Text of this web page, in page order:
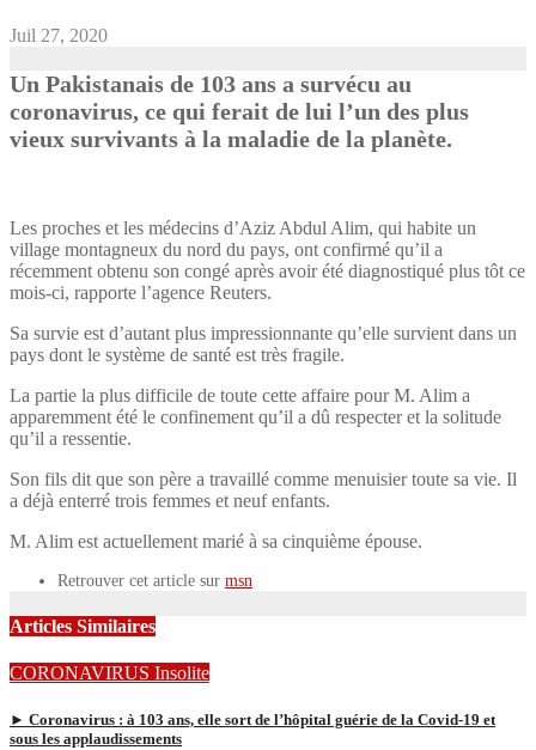
Juil 27, 2020
Un Pakistanais de 103 ans a survécu au
coronavirus, ce qui ferait de lui l’un des plus
vieux survivants à la maladie de la planète.
Les proches et les médecins d’Aziz Abdul Alim, qui habite un
village montagneux du nord du pays, ont confirmé qu’il a
récemment obtenu son congé après avoir été diagnostiqué plus tôt ce
mois-ci, rapporte l’agence Reuters.
Sa survie est d’autant plus impressionnante qu’elle survient dans un
pays dont le système de santé est très fragile.
La partie la plus difficile de toute cette affaire pour M. Alim a
apparemment été le confinement qu’il a dû respecter et la solitude
qu’il a ressentie.
Son fils dit que son père a travaillé comme menuisier toute sa vie. Il
a déjà enterré trois femmes et neuf enfants.
M. Alim est actuellement marié à sa cinquième épouse.
Retrouver cet article sur msn
Articles Similaires
CORONAVIRUS Insolite
► Coronavirus : à 103 ans, elle sort de l’hôpital guérie de la Covid-19 et
sous les applaudissements